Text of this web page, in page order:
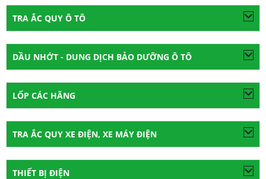
TRA ẮC QUY Ô TÔ
DẦU NHỚT - DUNG DỊCH BẢO DƯỠNG Ô TÔ
LỐP CÁC HÃNG
TRA ẮC QUY XE ĐIỆN, XE MÁY ĐIỆN
THIẾT BỊ ĐIỆN